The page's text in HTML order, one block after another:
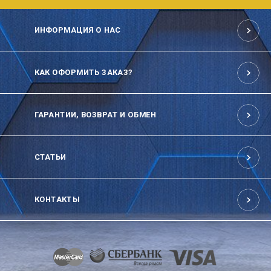
ИНФОРМАЦИЯ О НАС
КАК ОФОРМИТЬ ЗАКАЗ?
ГАРАНТИИ, ВОЗВРАТ И ОБМЕН
СТАТЬИ
КОНТАКТЫ